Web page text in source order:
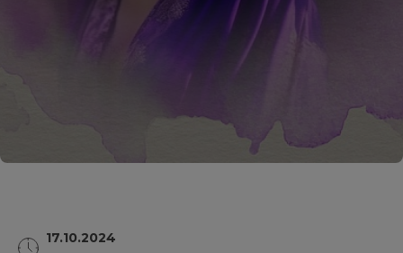
17.10.2024